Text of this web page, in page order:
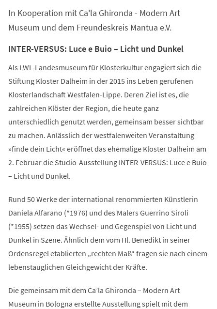
neuen
In Kooperation mit Ca'la Ghironda - Modern Art
Museum und dem Freundeskreis Mantua e.V.
INTER-VERSUS: Luce e Buio – Licht und Dunkel
Als LWL-Landesmuseum für Klosterkultur engagiert sich die
Stiftung Kloster Dalheim in der 2015 ins Leben gerufenen
Klosterlandschaft Westfalen-Lippe. Deren Ziel ist es, die
zahlreichen Klöster der Region, die heute ganz
unterschiedlich genutzt werden, gemeinsam besser sichtbar
zu machen. Anlässlich der westfalenweiten Veranstaltung
»finde dein Licht« eröffnet das ehemalige Kloster Dalheim am
2. Februar die Studio-Ausstellung INTER-VERSUS: Luce e Buio
– Licht und Dunkel.
Rund 50 Werke der international renommierten Künstlerin
Daniela Alfarano (*1976) und des Malers Guerrino Siroli
(*1955) setzen das Wechsel- und Gegenspiel von Licht und
Dunkel in Szene. Ähnlich dem vom Hl. Benedikt in seiner
Ordensregel etablierten „rechten Maß“ fragen sie nach einem
lebenstauglichen Gleichgewicht der Kräfte.
Die gemeinsam mit dem Ca’la Ghironda – Modern Art
Museum in Bologna erstellte Ausstellung spielt mit dem